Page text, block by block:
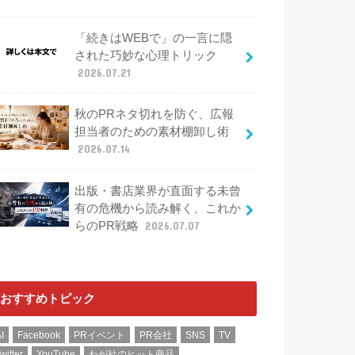
「続きはWEBで」の一言に隠
された巧妙な心理トリック
2026.07.21
秋のPRネタ切れを防ぐ、広報
担当者のための素材棚卸し術
2026.07.14
出版・書店業界が直面する未曾
有の危機から読み解く、これか
らのPR戦略
2026.07.07
おすすめトピック
Facebook PRイベント PR会社 SNS
TV